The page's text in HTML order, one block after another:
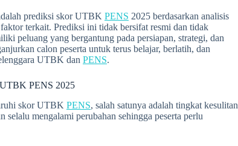
prediksi skor UTBK PENS 2025 berdasarkan analisis
terkait. Prediksi ini tidak bersifat resmi dan tidak
peluang yang bergantung pada persiapan, strategi, dan
calon peserta untuk terus belajar, berlatih, dan
UTBK dan PENS.
PENS 2025
skor UTBK PENS, salah satunya adalah tingkat kesulitan
mengalami perubahan sehingga peserta perlu